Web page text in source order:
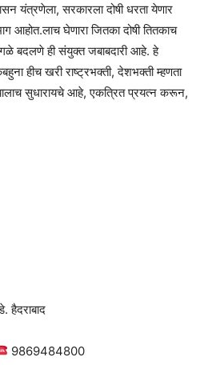
यंत्रणेला, सरकारला दोषी धरता येणार
आहोत.लाच घेणारा जितका दोषी तितकाच
बदलणे ही संयुक्त जबाबदारी आहे. हे
हीच खरी राष्ट्रभक्ती, देशभक्ती म्हणता
सुधारायचे आहे, एकत्रित प्रयत्न करून,
हैदराबाद
9869484800